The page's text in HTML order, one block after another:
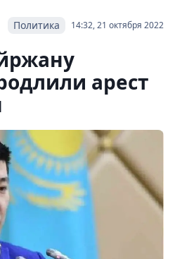
14:32, 21 октября 2022
Политика
арест